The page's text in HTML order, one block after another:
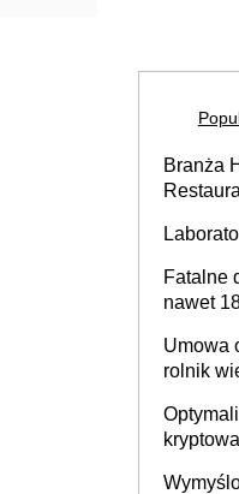
Branża
Fatalne
nawet
Umowa
rolnik